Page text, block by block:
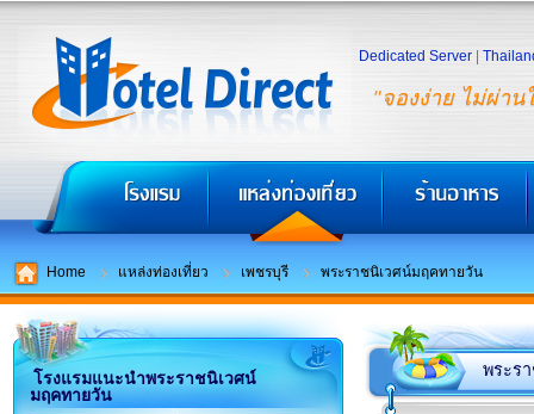
"จองง่าย ไม่ผ่าน
Dedicated Server
Home แหล่งท่องเที่ยว เพชรบุรี พระราชนิเวศน์มฤคทายวัน
โรงแรมแนะนำพระราชนิเวศน์
มฤคทายวัน
พระร